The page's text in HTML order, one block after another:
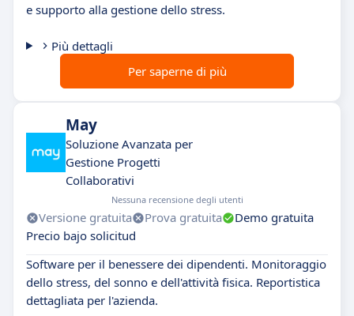
e supporto alla gestione dello stress.
Più dettagli
Per saperne di più
May
Soluzione Avanzata per
Gestione Progetti
Collaborativi
Nessuna recensione degli utenti
Versione gratuita Prova gratuita
Demo gratuita
Precio bajo solicitud
Software per il benessere dei dipendenti. Monitoraggio
dello stress, del sonno e dell'attività fisica. Reportistica
dettagliata per l'azienda.